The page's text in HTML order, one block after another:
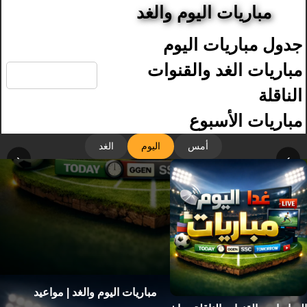
مباريات اليوم والغد
جدول مباريات اليوم
مباريات الغد والقنوات
الناقلة
مباريات الأسبوع
أمس اليوم الغد
‹ ›
مباريات اليوم والغد | مواعيد